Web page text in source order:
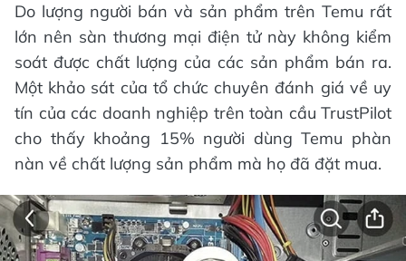
Do lượng người bán và sản phẩm trên Temu rất
lớn nên sàn thương mại điện tử này không kiểm
soát được chất lượng của các sản phẩm bán ra.
Một khảo sát của tổ chức chuyên đánh giá về uy
tín của các doanh nghiệp trên toàn cầu TrustPilot
cho thấy khoảng 15% người dùng Temu phàn
nàn về chất lượng sản phẩm mà họ đã đặt mua.